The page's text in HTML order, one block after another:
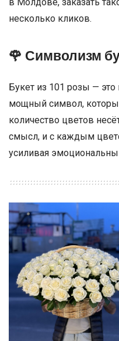
несколько кликов.
🌹 Символизм
Букет из 101 розы —
мощный символ,
количество цветов
смысл, и с каждым
усиливая